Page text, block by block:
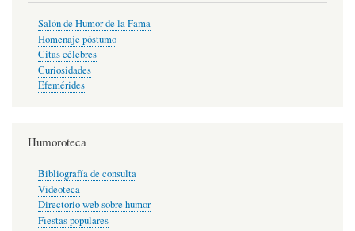
Salón de Humor de la Fama
Homenaje póstumo
Citas célebres
Curiosidades
Efemérides
Humoroteca
Bibliografía de consulta
Videoteca
Directorio web sobre humor
Fiestas populares